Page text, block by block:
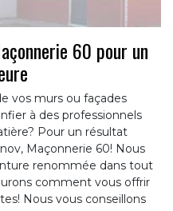
60 pour un
vos murs ou façades
à des professionnels
Pour un résultat
Maçonnerie 60! Nous
renommée dans tout
comment vous offrir
Nous vous conseillons